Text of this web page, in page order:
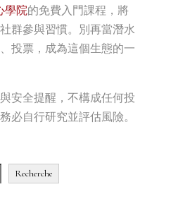
學院的免費入門課程，將
群參與習慣。別再當潛水
投票，成為這個生態的一
安全提醒，不構成任何投
必自行研究並評估風險。
Recherche